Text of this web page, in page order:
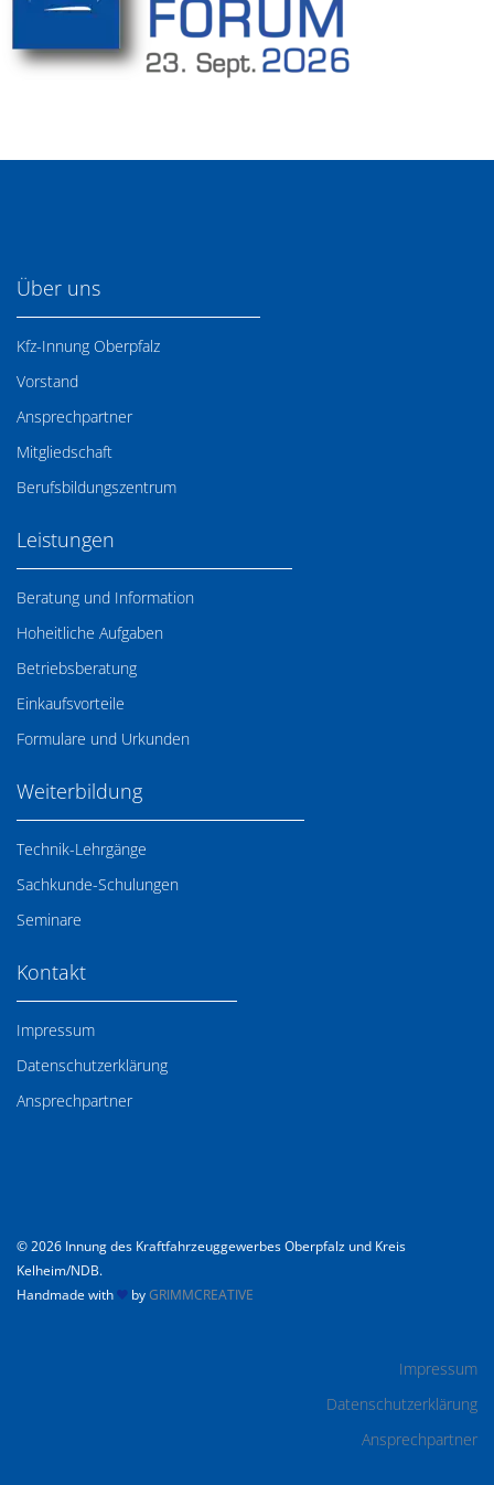
Über uns
Kfz-Innung Oberpfalz
Vorstand
Ansprechpartner
Mitgliedschaft
Berufsbildungszentrum
Leistungen
Beratung und Information
Hoheitliche Aufgaben
Betriebsberatung
Einkaufsvorteile
Formulare und Urkunden
Weiterbildung
Technik-Lehrgänge
Sachkunde-Schulungen
Seminare
Kontakt
Impressum
Datenschutzerklärung
Ansprechpartner
© 2026 Innung des Kraftfahrzeuggewerbes Oberpfalz und Kreis
Kelheim/NDB.
Handmade with
byGRIMMCREATIVE
Impressum
Datenschutzerklärung
Ansprechpartner